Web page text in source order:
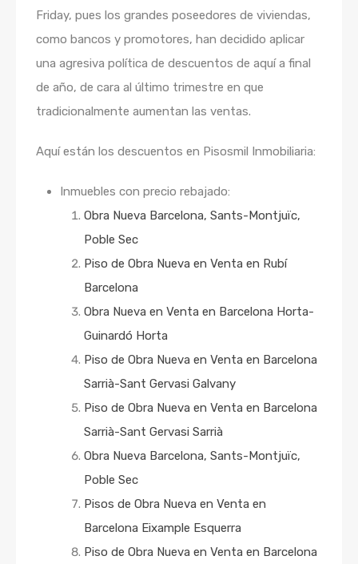
Friday, pues los grandes poseedores de viviendas,
como bancos y promotores, han decidido aplicar
una agresiva política de descuentos de aquí a final
de año, de cara al último trimestre en que
tradicionalmente aumentan las ventas.
Aquí están los descuentos en Pisosmil Inmobiliaria:
Inmuebles con precio rebajado:
Obra Nueva Barcelona, Sants-Montjuïc,
Poble Sec
Piso de Obra Nueva en Venta en Rubí
Barcelona
Obra Nueva en Venta en Barcelona Horta-
Guinardó Horta
Piso de Obra Nueva en Venta en Barcelona
Sarrià-Sant Gervasi Galvany
Piso de Obra Nueva en Venta en Barcelona
Sarrià-Sant Gervasi Sarrià
Obra Nueva Barcelona, Sants-Montjuïc,
Poble Sec
Pisos de Obra Nueva en Venta en
Barcelona Eixample Esquerra
Piso de Obra Nueva en Venta en Barcelona